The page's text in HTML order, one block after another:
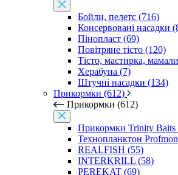
Бойли, пелетс (716)
Консервовані насадки
Пінопласт (69)
Повітряне тісто (120)
Тісто, мастирка,
Херабуна (7)
Штучні насадки (134)
Прикормки (612)
Прикормки (612)
Прикормки Trinity Baits
Технопланктон
REALFISH (55)
INTERKRILL (58)
PEREKAT (69)